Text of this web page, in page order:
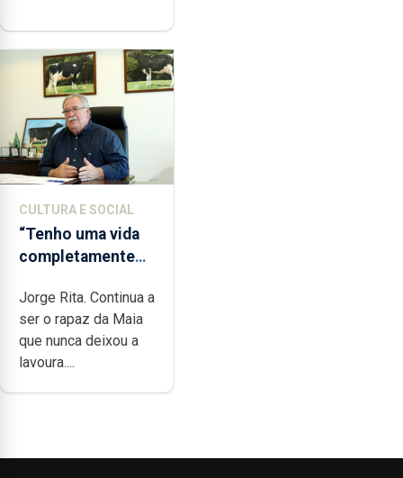
CULTURA E SOCIAL
“Tenho uma vida
completamente
dedicação, gosto
e muita paixão”
Jorge Rita. Continua a
ser o rapaz da Maia
que nunca deixou a
lavoura....